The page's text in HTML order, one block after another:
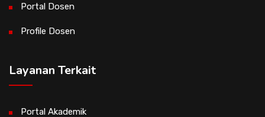
Portal Dosen
Profile Dosen
Layanan Terkait
Portal Akademik